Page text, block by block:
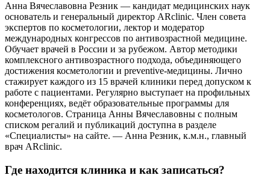
Анна Вячеславовна Резник — кандидат медицинских наук
основатель и генеральный директор ARclinic. Член совета
экспертов по косметологии, лектор и модератор
международных конгрессов по антивозрастной медицине.
Обучает врачей в России и за рубежом. Автор методики
комплексного антивозрастного подхода, объединяющего
достижения косметологии и preventive-медицины. Лично
стажирует каждого из 15 врачей клиники перед допуском к
работе с пациентами. Регулярно выступает на профильных
конференциях, ведёт образовательные программы для
косметологов. Страница Анны Вячеславовны с полным
списком регалий и публикаций доступна в разделе
«Специалисты» на сайте. — Анна Резник, к.м.н., главный
врач ARclinic.
Где находится клиника и как записаться?